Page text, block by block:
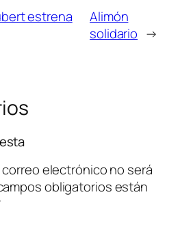
estrena
Alimón
solidario →
electrónico no será
obligatorios están